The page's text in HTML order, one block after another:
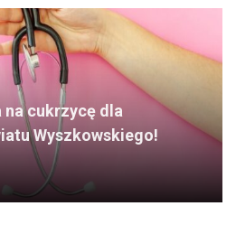
na cukrzycę dla
Wyszkowskiego!